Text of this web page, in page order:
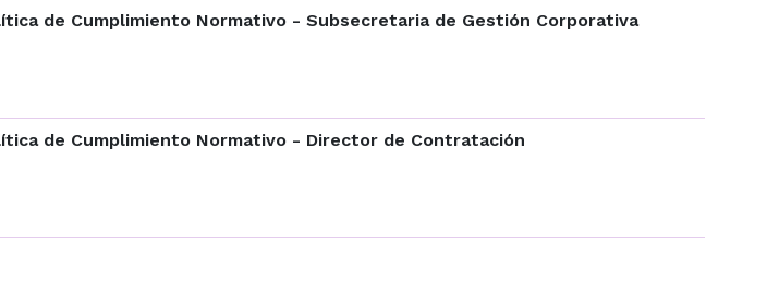
de Cumplimiento Normativo - Subsecretaria de Gestión Corporativa
de Cumplimiento Normativo - Director de Contratación